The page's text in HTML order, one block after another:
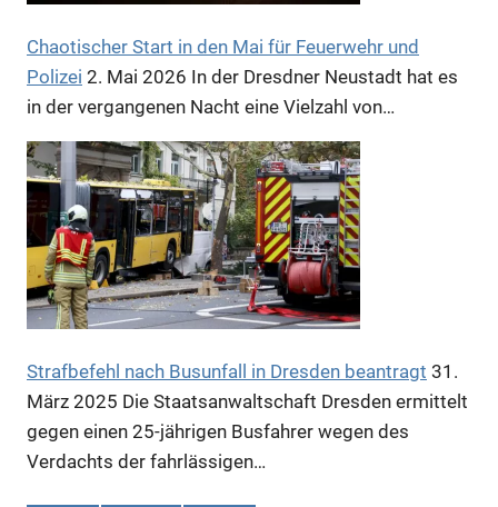
Chaotischer Start in den Mai für Feuerwehr und
Polizei 2. Mai 2026 In der Dresdner Neustadt hat es
in der vergangenen Nacht eine Vielzahl von…
Strafbefehl nach Busunfall in Dresden beantragt 31.
März 2025 Die Staatsanwaltschaft Dresden ermittelt
gegen einen 25-jährigen Busfahrer wegen des
Verdachts der fahrlässigen…